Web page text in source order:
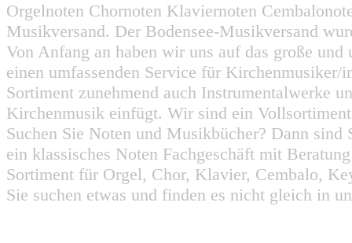
Orgelnoten Chornoten Klaviernoten
Musikversand. Der Bodensee-Musikversand
Von Anfang an haben wir uns auf das große
einen umfassenden Service für
Sortiment zunehmend auch Instrumentalwerke
Kirchenmusik einfügt. Wir sind ein
Suchen Sie Noten und Musikbücher? Dann
ein klassisches Noten Fachgeschäft mit
Sortiment für Orgel, Chor, Klavier, Cembalo,
Sie suchen etwas und finden es nicht gleich in